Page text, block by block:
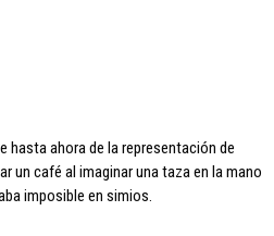
hasta ahora de la representación de
un café al imaginar una taza en la mano
imposible en simios.